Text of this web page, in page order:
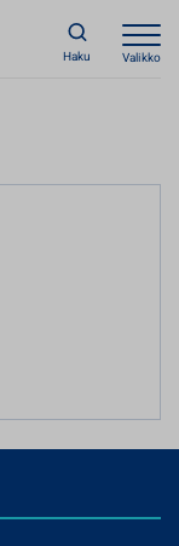
Haku Valikko